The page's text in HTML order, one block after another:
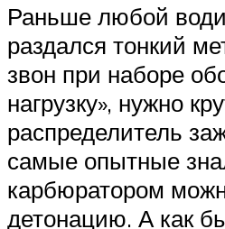
Раньше любой
раздался тонкий
звон при наборе
нагрузку», нужно
распределитель
самые опытные
карбюратором
детонацию. А как